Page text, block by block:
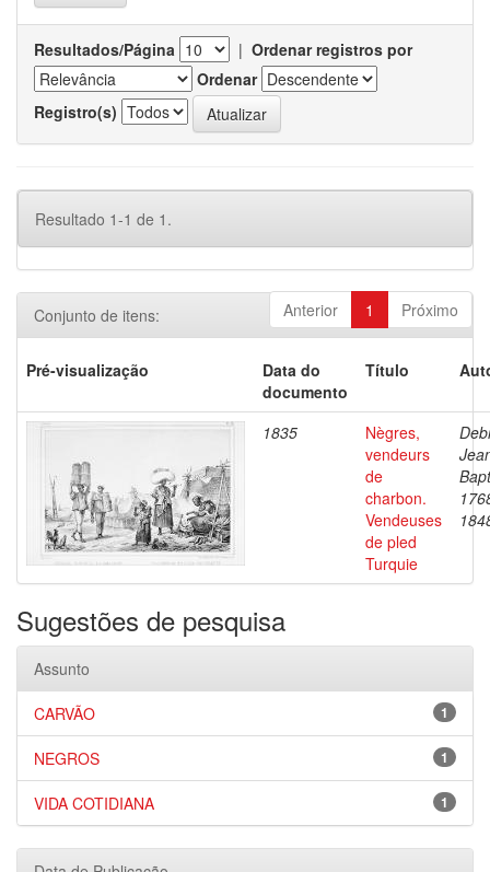
Resultados/Página | Ordenar registros por
Ordenar
Registro(s)
Resultado 1-1 de 1.
Anterior 1 Próximo
Conjunto de itens:
Pré-visualização
Data do
documento
Título
1835
Nègres,
vendeurs
de
charbon.
Vendeuses
de pled
Turquie
Sugestões de pesquisa
Assunto
1
CARVÃO
1
NEGROS
1
VIDA COTIDIANA